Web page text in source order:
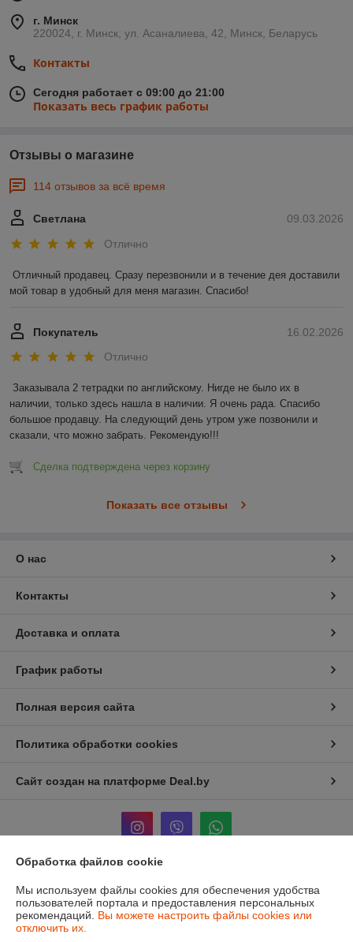
г. Минск
220024, г. Минск, ул. Асаналиева, 42, Минск, Беларусь
Контакты
Сегодня работает с 09:00 до 21:00
Показать весь график работы
Отзывы о магазине
114 отзывов за всё время
09.03.2026
Светлана
Отлично
Отличный продавец. Сразу перезвонили и в течение дея доставили
мой товар в удобный для меня магазин. Спасибо!
16.02.2026
Покупатель
Отлично
Заказывала 2 тетрадки по английскому. Нигде не было их в
наличии, только здесь нашла в наличии. Я очень рада. Спасибо
большое продавцу. На следующий день утром уже позвонили и
сказали, что можно забрать. Рекомендую!!!
Сделка подтверждена через корзину
Показать все отзывы
О нас
Контакты
Доставка и оплата
График работы
Полная версия сайта
Политика обработки cookies
Сайт создан на платформе Deal.by
Информация для покупателя
Юридическое лицо:ЧТУП «Мечты Киры»
220024, г. Минск, ул. Асаналиева, д.42
Обработка файлов cookie
Мы используем файлы cookies для обеспечения удобства
пользователей портала и предоставления персональных
рекомендаций. Вы можете настроить файлы cookies или
отключить их.